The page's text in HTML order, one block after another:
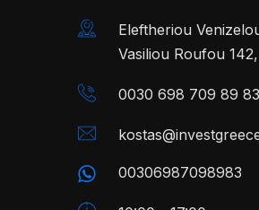
Eleftheriou
Vasiliou Roufou
0030 698 709 89 83
00306987098983